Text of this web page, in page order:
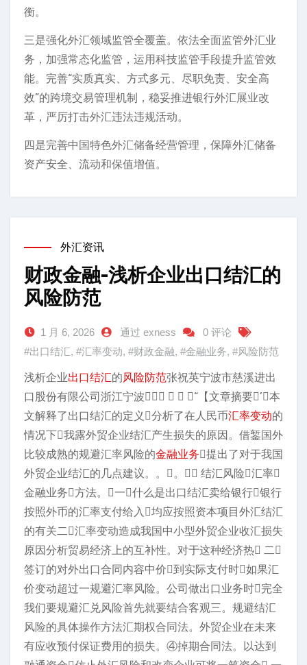
衡。
三是强化外汇领域监管全覆盖。依法全面监管外汇业
务，加强常态化监管，运用科技监管手段提升监管效
能。完善“实质真实、方式多元、尽职免责、安全高
效”的跨境交易管理机制，稳妥推进银行外汇展业改
革，严厉打击外汇违法违规活动。
四是完善中国特色外汇储备经营管理，保障外汇储备
资产安全、流动和保值增值。
外汇资讯
财政金融-浅析企业出口结汇的
风险防范
1 月 6, 2026 通过 exness
0 评论
#出口结汇, #汇率变动, #财政金融, #金融业务, #风险防范
浅析企业出口结汇的风险防范张祝英宁波市慈溪进出
口股份有限公司浙江宁波   “【文章摘要】’本
文解释了出口结汇的定义分析了在人民币汇率变动的
情况下我露外贸企业结汇产生损失的原因。借錾国外
比较成熟的规避汇率风险的金融业务提出了对于我国
外贸企业结汇的几点建议。。。 结汇风险汇率
金融业务方法。一什么是出口结汇卖给银行银行
按照外币的汇率支付给入均应按照资本项目外汇结汇
的有关二汇率变动造成我国中小型外贸企业收汇损失
原因分析贸易经济上的互补性。对于这种经济热 二
签订的对外出口合同内容中价到实际支付时如果汇
价变动超过一规避汇率风险。公司做出口业务时完全
我们要规避汇兑风险首先就要结合客观三。规避结汇
风险的具体操作方法汇期权合同法。外贸企业在未来
有应收预付保证费用的损失。④掉期合同法。以达到